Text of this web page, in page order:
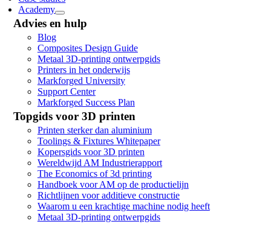
Academy
Advies en hulp
Blog
Composites Design Guide
Metaal 3D-printing ontwerpgids
Printers in het onderwijs
Markforged University
Support Center
Markforged Success Plan
Topgids voor 3D printen
Printen sterker dan aluminium
Toolings & Fixtures Whitepaper
Kopersgids voor 3D printen
Wereldwijd AM Industrierapport
The Economics of 3d printing
Handboek voor AM op de productielijn
Richtlijnen voor additieve constructie
Waarom u een krachtige machine nodig heeft
Metaal 3D-printing ontwerpgids